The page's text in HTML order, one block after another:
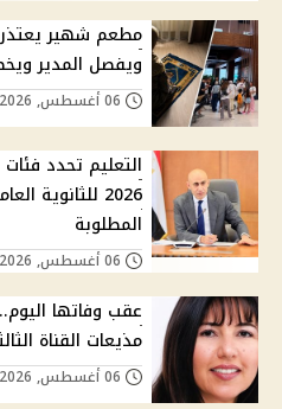
مطعم شهير يعتذر
ويفصل المدير
التعليم تحدد
2026
المطلوبة
عقب وفاتها
مذيعات القناة